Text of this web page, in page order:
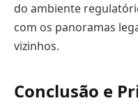
do ambiente
com os panoramas
vizinhos.
Conclusão e